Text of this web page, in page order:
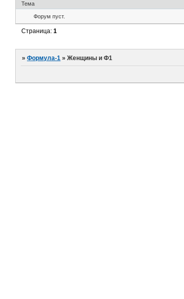
Тема
Форум пуст.
Страница:1
»Формула-1 »Женщины и Ф1